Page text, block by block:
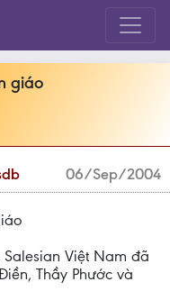
giáo
06/Sep/2004
Việt Nam đã
Thầy Phước và